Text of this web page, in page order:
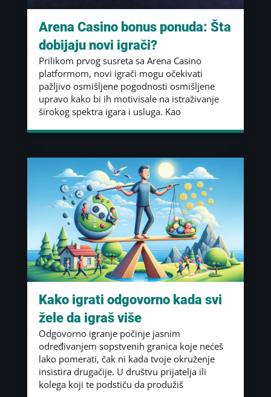
Arena Casino bonus ponuda: Šta
dobijaju novi igrači?
Prilikom prvog susreta sa Arena Casino
platformom, novi igrači mogu očekivati
pažljivo osmišljene pogodnosti osmišljene
upravo kako bi ih motivisale na istraživanje
širokog spektra igara i usluga. Kao
Kako igrati odgovorno kada svi
žele da igraš više
Odgovorno igranje počinje jasnim
određivanjem sopstvenih granica koje nećeš
lako pomerati, čak ni kada tvoje okruženje
insistira drugačije. U društvu prijatelja ili
kolega koji te podstiču da produžiš